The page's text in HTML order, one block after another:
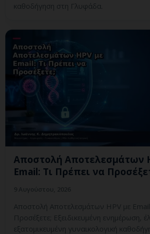
καθοδήγηση στη Γλυφάδα.
Αποστολή Αποτελεσμάτων
Email: Τι Πρέπει να
Αποστολή Αποτελεσμάτων HPV με
Προσέξετε; Εξειδικευμένη ενημέρωση,
εξατομικευμένη γυναικολογική